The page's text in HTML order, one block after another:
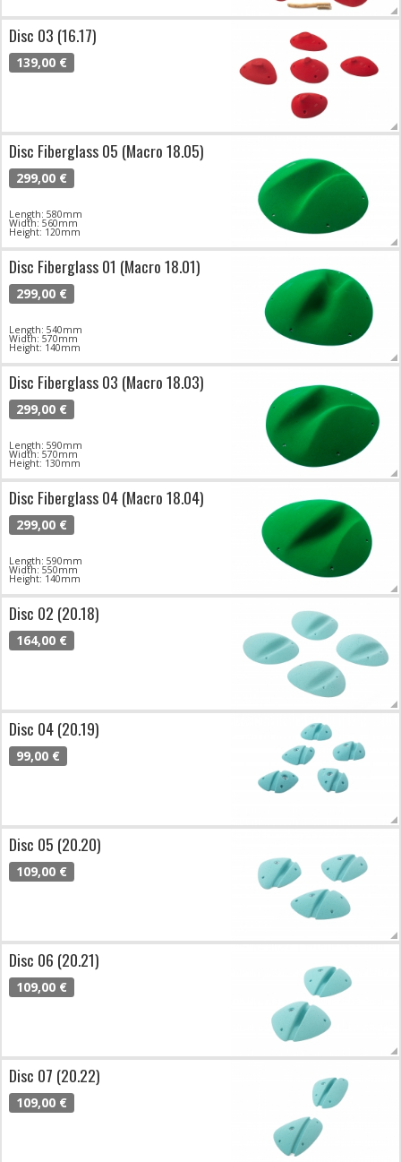
Disc 03 (16.17)
139,00 €
Disc Fiberglass 05 (Macro 18.05)
299,00 €
Length: 580mm
Width: 560mm
Height: 120mm
Disc Fiberglass 01 (Macro 18.01)
299,00 €
Length: 540mm
Width: 570mm
Height: 140mm
Disc Fiberglass 03 (Macro 18.03)
299,00 €
Length: 590mm
Width: 570mm
Height: 130mm
Disc Fiberglass 04 (Macro 18.04)
299,00 €
Length: 590mm
Width: 550mm
Height: 140mm
Disc 02 (20.18)
164,00 €
Disc 04 (20.19)
99,00 €
Disc 05 (20.20)
109,00 €
Disc 06 (20.21)
109,00 €
Disc 07 (20.22)
109,00 €